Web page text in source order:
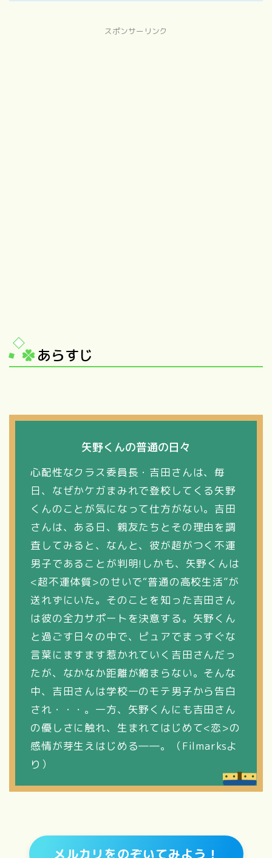
スポンサーリンク
あらすじ
矢野くんの普通の日々
心配性なクラス委員長・吉田さんは、毎
日、なぜかケガまみれで登校してくる矢野
くんのことが気になって仕方がない。吉田
さんは、ある日、親友たちとその理由を調
査してみると、なんと、彼が超がつく不運
男子であることが判明!しかも、矢野くんは
<超不運体質>のせいで“普通の高校生活”が
送れずにいた。そのことを知った吉田さん
は彼の全力サポートを決意する。矢野くん
と過ごす日々の中で、ピュアでまっすぐな
言葉にますます惹かれていく吉田さんだっ
たが、なかなか距離が縮まらない。そんな
中、吉田さんは学校一のモテ男子から告白
され・・・。一方、矢野くんにも吉田さん
の優しさに触れ、生まれてはじめて<恋>の
感情が芽生えはじめる――。（Filmarksよ
り）
メルカリをのぞいてみよう！